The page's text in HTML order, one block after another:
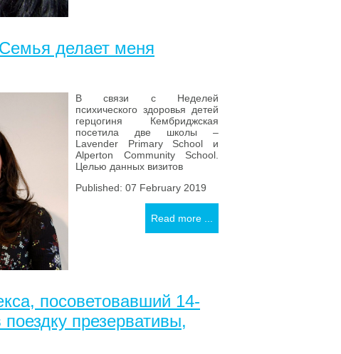
делает меня
В связи с Неделей
психического здоровья детей
герцогиня Кембриджская
посетила две школы –
Lavender Primary School и
Alperton Community School.
Целью данных визитов
Published: 07 February 2019
Read more ...
посоветовавший 14-
презервативы,